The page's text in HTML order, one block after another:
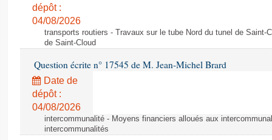
Questions écrites et orales
Comptes rendus des débats
dépôt :
04/08/2026
transports routiers - Travaux sur le tube Nord du tunel de Saint-
de Saint-Cloud
Question écrite n° 17545 de M. Jean-Michel Brard
Date de
dépôt :
04/08/2026
intercommunalité - Moyens financiers alloués aux
intercommunalités